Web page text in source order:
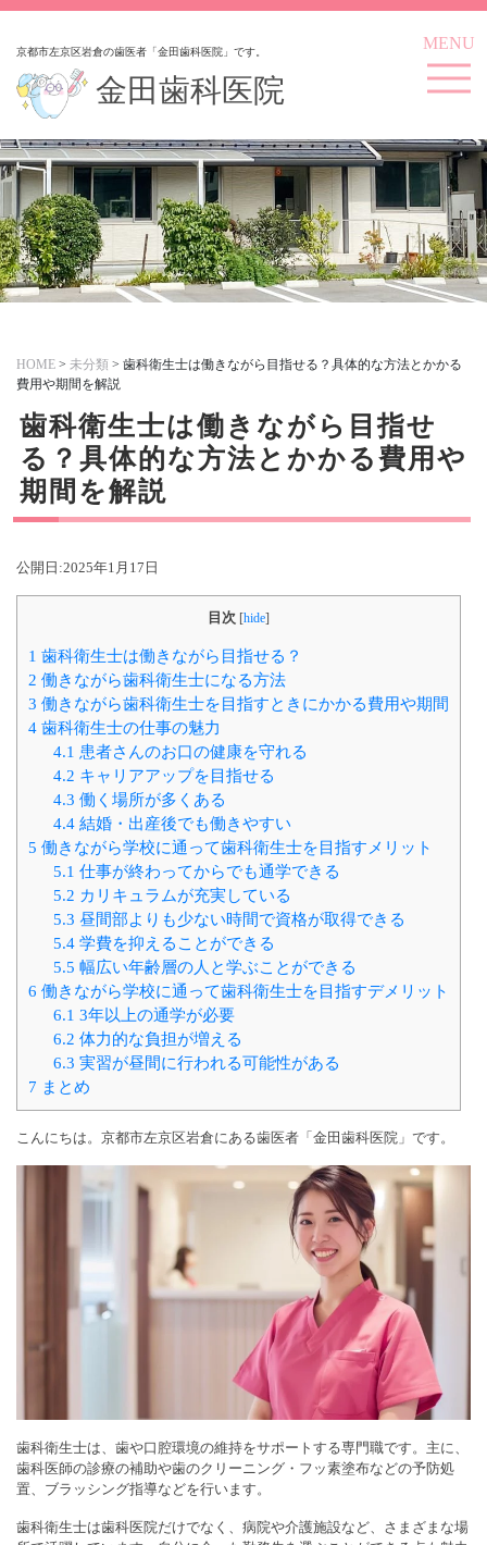
京都市左京区岩倉の歯医者「金田歯科医院」です。
金田歯科医院
MENU
HOME > 未分類 > 歯科衛生士は働きながら目指せる？具体的な方法とかかる
費用や期間を解説
歯科衛生士は働きながら目指せ
る？具体的な方法とかかる費用や
期間を解説
公開日:2025年1月17日
目次 [hide]
1 歯科衛生士は働きながら目指せる？
2 働きながら歯科衛生士になる方法
3 働きながら歯科衛生士を目指すときにかかる費用や期間
4 歯科衛生士の仕事の魅力
4.1 患者さんのお口の健康を守れる
4.2 キャリアアップを目指せる
4.3 働く場所が多くある
4.4結婚・出産後でも働きやすい
5 働きながら学校に通って歯科衛生士を目指すメリット
5.1 仕事が終わってからでも通学できる
5.2 カリキュラムが充実している
5.3 昼間部よりも少ない時間で資格が取得できる
5.4学費を抑えることができる
5.5 幅広い年齢層の人と学ぶことができる
6 働きながら学校に通って歯科衛生士を目指すデメリット
6.1 3年以上の通学が必要
6.2 体力的な負担が増える
6.3 実習が昼間に行われる可能性がある
7 まとめ
こんにちは。京都市左京区岩倉にある歯医者「金田歯科医院」です。
歯科衛生士は、歯や口腔環境の維持をサポートする専門職です。主に、
歯科医師の診療の補助や歯のクリーニング・フッ素塗布などの予防処
置、ブラッシング指導などを行います。
歯科衛生士は歯科医院だけでなく、病院や介護施設など、さまざまな場